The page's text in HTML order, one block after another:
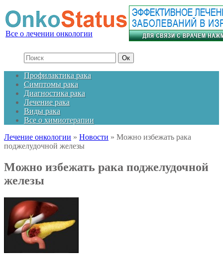
Все о лечении онкологии
Профилактика рака
Симптомы рака
Диагностика рака
Лечение рака
Виды рака
Все о химиотерапии
Лечение онкологии » Новости » Можно избежать рака
поджелудочной железы
Можно избежать рака поджелудочной
железы